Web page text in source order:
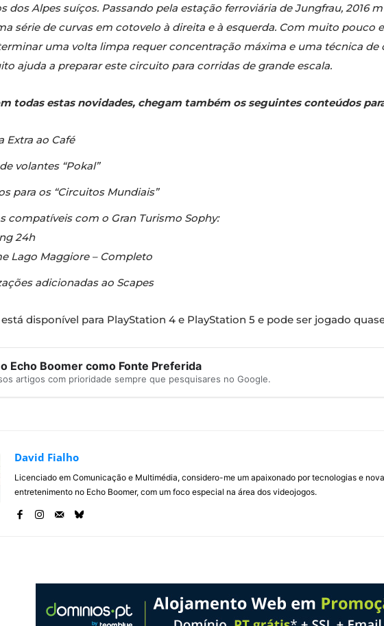
dos Alpes suíços. Passando pela estação ferroviária de Jungfrau, 2016
série de curvas em cotovelo à direita e à esquerda. Com muito pouco
uma volta limpa requer concentração máxima e uma técnica de
ajuda a preparar este circuito para corridas de grande escala.
todas estas novidades, chegam também os seguintes conteúdos
Extra ao Café
volantes “Pokal”
para os “Circuitos Mundiais”
compatíveis com o Gran Turismo Sophy:
24h
Lago Maggiore – Completo
adicionadas ao Scapes
disponível para PlayStation 4 e PlayStation 5 e pode ser jogado
Echo Boomer como Fonte Preferida
artigos com prioridade sempre que pesquisares no Google.
David Fialho
Licenciado em Comunicação e Multimédia, considero-me um apaixonado por tecnologias e
entretenimento no Echo Boomer, com um foco especial na área dos videojogos.